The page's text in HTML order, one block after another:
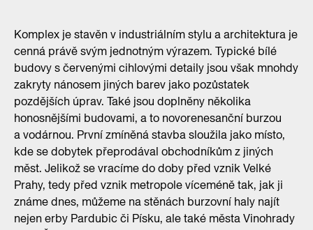
Komplex je stavěn v industriálním stylu a architektura je
cenná právě svým jednotným výrazem. Typické bílé
budovy s červenými cihlovými detaily jsou však mnohdy
zakryty nánosem jiných barev jako pozůstatek
pozdějších úprav. Také jsou doplněny několika
honosnějšími budovami, a to novorenesanční burzou
a vodárnou. První zmíněná stavba sloužila jako místo,
kde se dobytek přeprodával obchodníkům z jiných
měst. Jelikož se vracíme do doby před vznik Velké
Prahy, tedy před vznik metropole víceméně tak, jak ji
známe dnes, můžeme na stěnách burzovní haly najít
nejen erby Pardubic či Písku, ale také města Vinohrady